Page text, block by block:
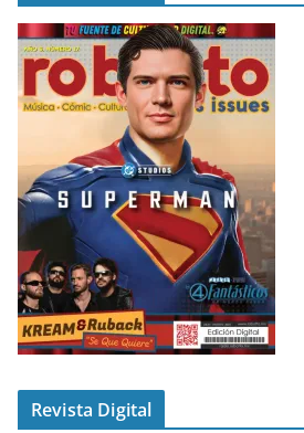
Revista Digital